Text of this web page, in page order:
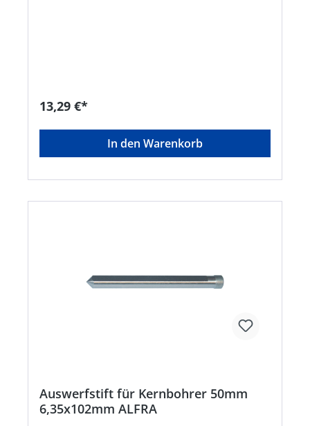
13,29 €*
In den Warenkorb
Auswerfstift für Kernbohrer 50mm
6,35x102mm ALFRA